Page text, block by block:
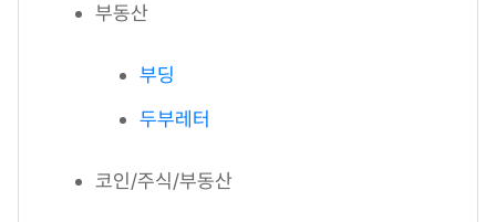
부동산
부딩
두부레터
코인/주식/부동산